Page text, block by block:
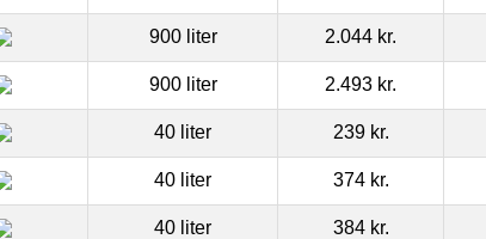
900 liter 2.044 kr.
900 liter 2.493 kr.
40 liter 239 kr.
40 liter 374 kr.
40 liter 384 kr.